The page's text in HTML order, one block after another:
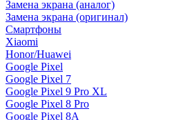
Замена экрана (аналог)
Замена экрана (оригинал)
Смартфоны
Xiaomi
Honor/Huawei
Google Pixel
Google Pixel 7
Google Pixel 9 Pro XL
Google Pixel 8 Pro
Google Pixel 8A